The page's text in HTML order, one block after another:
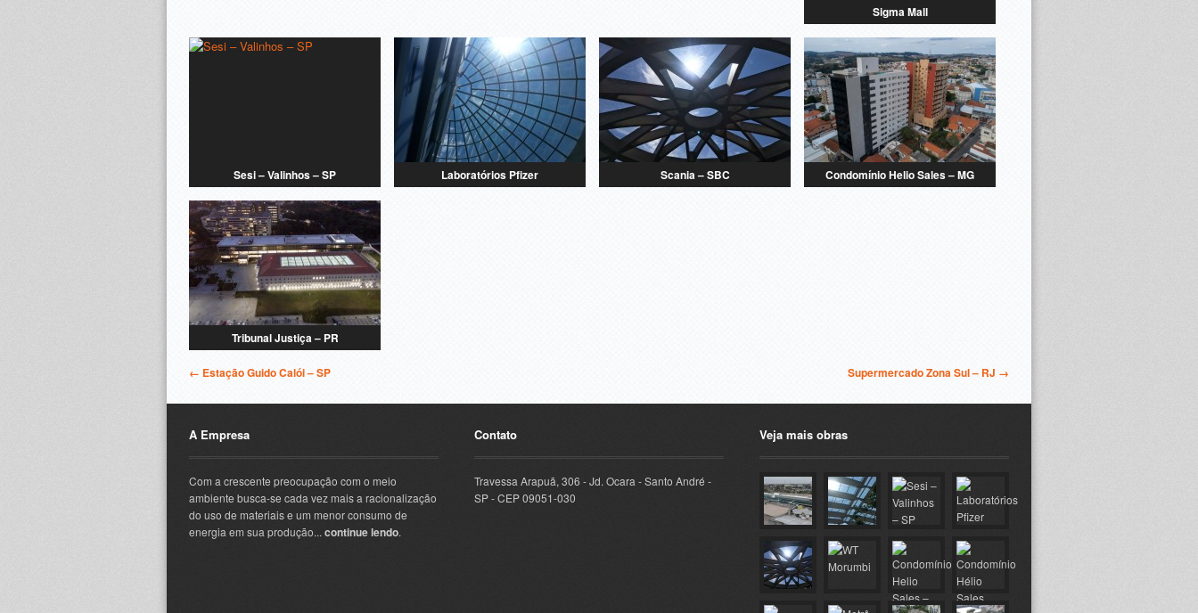
Sigma Mall
Sesi – Valinhos – SP Laboratórios Pfizer Scania – SBC Condomínio Helio Sales – MG
Tribunal Justiça – PR
← Estação Guido Calói – SP Supermercado Zona Sul – RJ →
A Empresa
Com a crescente preocupação com o meio
ambiente busca-se cada vez mais a racionalização
do uso de materiais e um menor consumo de
energia em sua produção... continue lendo.
Contato
Travessa Arapuã, 306 - Jd. Ocara - Santo André -
SP - CEP 09051-030
Veja mais obras